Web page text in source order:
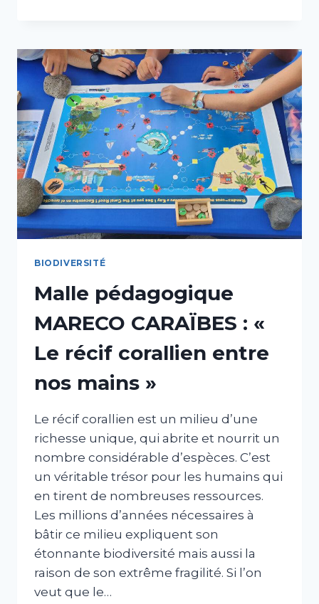
POUR
MIEUX
GÉRER
»
–
RÉSERVÉ
AUX
SCOLAIRES
BIODIVERSITÉ
Malle pédagogique
MARECO CARAÏBES : «
Le récif corallien entre
nos mains »
Le récif corallien est un milieu d’une
richesse unique, qui abrite et nourrit un
nombre considérable d’espèces. C’est
un véritable trésor pour les humains qui
en tirent de nombreuses ressources.
Les millions d’années nécessaires à
bâtir ce milieu expliquent son
étonnante biodiversité mais aussi la
raison de son extrême fragilité. Si l’on
veut que le…